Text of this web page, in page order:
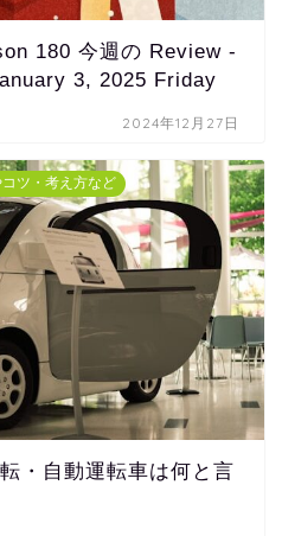
180 今週の Review -
3, 2025 Friday
2024年12月27日
コツ・考え方など
・自動運転車は何と言